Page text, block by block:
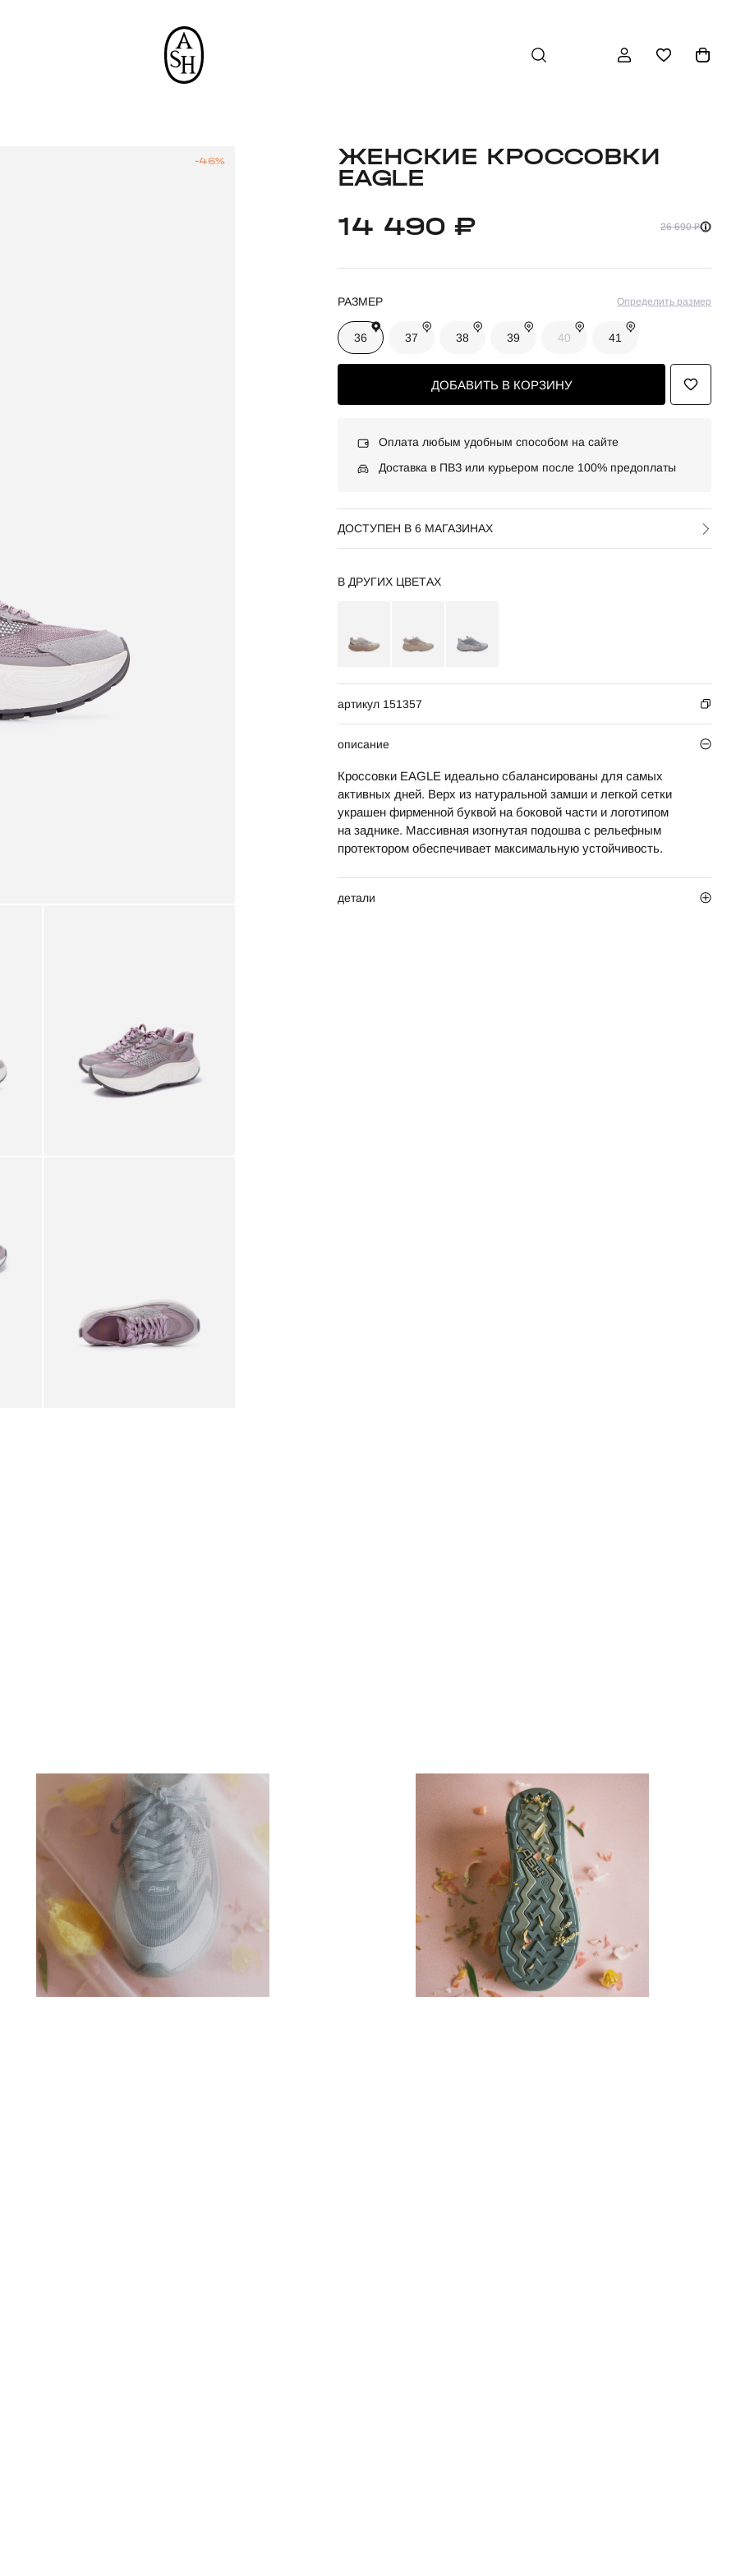
-46% ЖЕНСКИЕ КРОССОВКИ
EAGLE
14 490 ₽ 26 690 ₽
РАЗМЕР Определить размер
36 37 38 39 40 41
ДОБАВИТЬ В КОРЗИНУ
Оплата любым удобным способом на сайте
Доставка в ПВЗ или курьером после 100% предоплаты
ДОСТУПЕН В 6 МАГАЗИНАХ
В ДРУГИХ ЦВЕТАХ
артикул 151357
описание
Кроссовки EAGLE идеально сбалансированы для самых
активных дней. Верх из натуральной замши и легкой сетки
украшен фирменной буквой на боковой части и логотипом
на заднике. Массивная изогнутая подошва с рельефным
протектором обеспечивает максимальную устойчивость.
детали